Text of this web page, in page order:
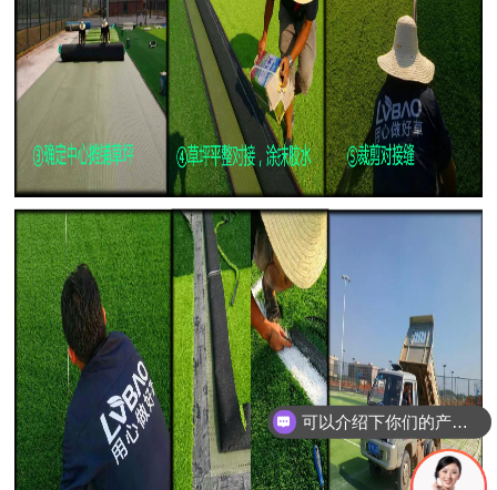
可以介绍下你们的产品么